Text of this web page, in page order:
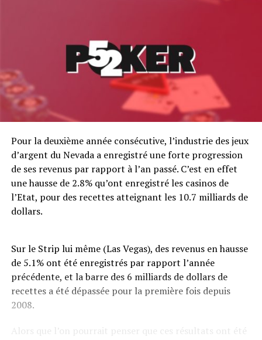
Pour la deuxième année consécutive, l’industrie des jeux
d’argent du Nevada a enregistré une forte progression
de ses revenus par rapport à l’an passé. C’est en effet
une hausse de 2.8% qu’ont enregistré les casinos de
l’Etat, pour des recettes atteignant les 10.7 milliards de
dollars.
Sur le Strip lui même (Las Vegas), des revenus en hausse
de 5.1% ont été enregistrés par rapport l’année
précédente, et la barre des 6 milliards de dollars de
recettes a été dépassée pour la première fois depuis
2008.